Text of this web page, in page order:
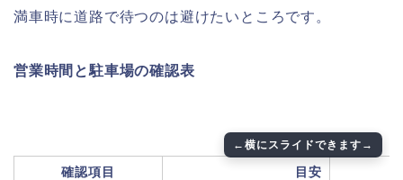
満車時に道路で待つのは避けたいところです。
営業時間と駐車場の確認表
確認項目 目安